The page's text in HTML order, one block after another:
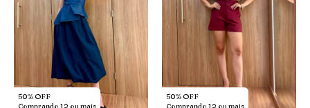
50% OFF 50% OFF